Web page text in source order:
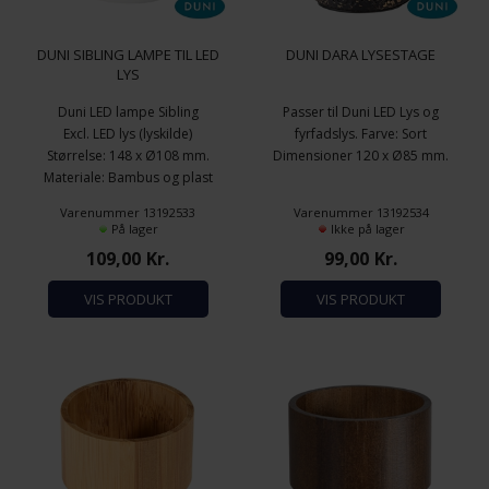
DUNI SIBLING LAMPE TIL LED
LYS
Duni LED lampe Sibling
Excl. LED lys (lyskilde)
Størrelse: 148 x Ø108 mm.
Materiale: Bambus og plast
Varenummer 13192533
På lager
109,00 Kr.
VIS PRODUKT
DUNI DARA LYSESTAGE
Passer til Duni LED Lys og
fyrfadslys. Farve: Sort
Dimensioner 120 x Ø85 mm.
Varenummer 13192534
Ikke på lager
99,00 Kr.
VIS PRODUKT